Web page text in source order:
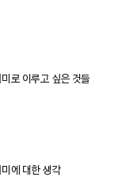
로 이루고 싶은 것들
에 대한 생각